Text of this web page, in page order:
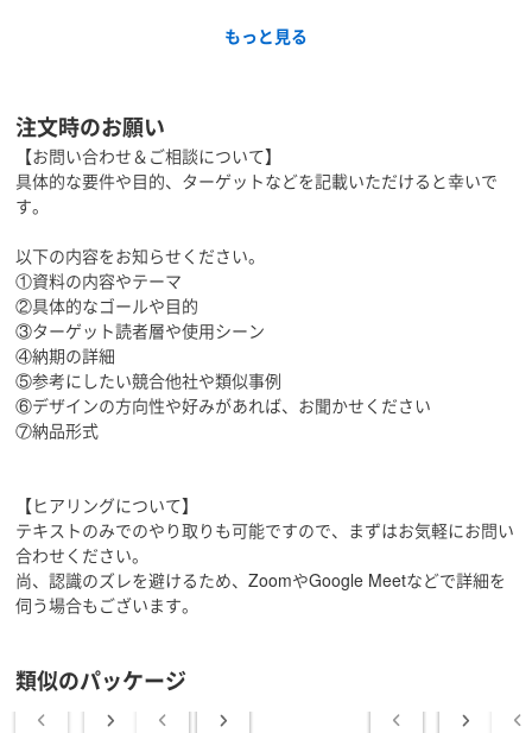
活かした読者目線の記事）
に沿ったデザインで成果を最大化）
◆図解・イラスト作成（伝わるビジュアルで情報をわか
りやすく）
お気軽にご相談ください！
ーーーーーーーーーーーーー
【実績】
◆ライティング
・育児・介護に関するコラム
・派遣会社の特徴や評判についての記事
・男性向けダイエット
・芸能情報、グルメ情報
・ドラーバー向けサイトの食レポ
◆kindle出版
新着ランキング5部門で1位
・Amazon商品画像作成
・資料作成
もっと見る
注文時のお願い
【お問い合わせ＆ご相談について】
具体的な要件や目的、ターゲットなどを記載いただけると幸いで
す。
以下の内容をお知らせください。
①資料の内容やテーマ
②具体的なゴールや目的
③ターゲット読者層や使用シーン
④納期の詳細
⑤参考にしたい競合他社や類似事例
⑥デザインの方向性や好みがあれば、お聞かせください
⑦納品形式
【ヒアリングについて】
テキストのみでのやり取りも可能ですので、まずはお気軽にお問い
合わせください。
尚、認識のズレを避けるため、ZoomやGoogle Meetなどで詳細を
伺う場合もございます。
類似のパッケージ